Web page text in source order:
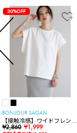
30%OFF
BONJOUR SAGAN
【接触冷感】ワイドフレンチ
スリーブTシャツ
¥2,860 ¥1,999